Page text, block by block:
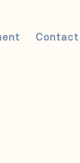
Contact